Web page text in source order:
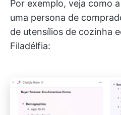
Por exemplo, veja como
uma persona de
de utensílios de cozinha
Filadélfia: